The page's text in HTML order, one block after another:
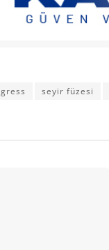
seyir füzesi